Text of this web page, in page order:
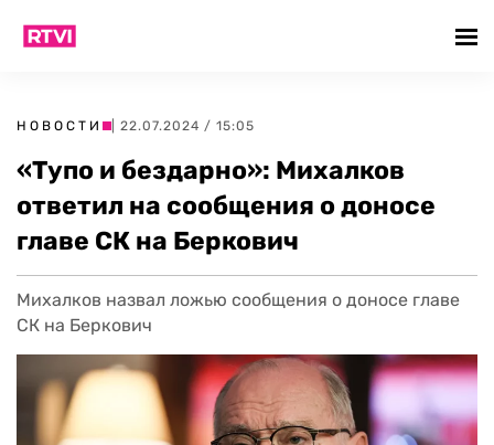
НОВОСТИ | 22.07.2024 / 15:05
«Тупо и бездарно»: Михалков
ответил на сообщения о доносе
главе СК на Беркович
Михалков назвал ложью сообщения о доносе главе
СК на Беркович